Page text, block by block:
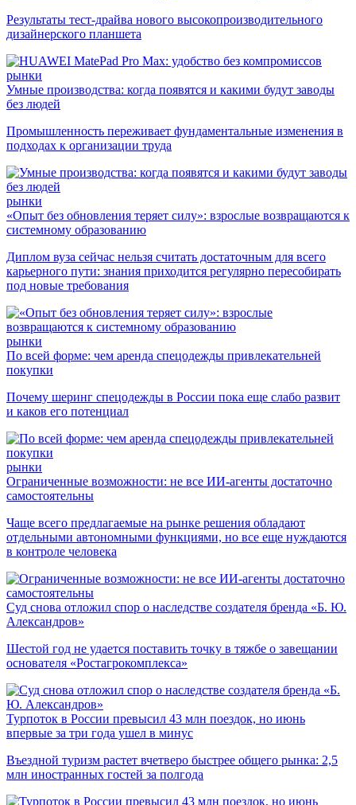
Результаты тест-драйва нового высокопроизводительного
дизайнерского планшета
рынки
Умные производства: когда появятся и какими будут заводы
без людей
Промышленность переживает фундаментальные изменения в
подходах к организации труда
рынки
«Опыт без обновления теряет силу»: взрослые возвращаются к
системному образованию
Диплом вуза сейчас нельзя считать достаточным для всего
карьерного пути: знания приходится регулярно пересобирать
под новые требования
рынки
По всей форме: чем аренда спецодежды привлекательней
покупки
Почему шеринг спецодежды в России пока еще слабо развит
и каков его потенциал
рынки
Ограниченные возможности: не все ИИ-агенты достаточно
самостоятельны
Чаще всего предлагаемые на рынке решения обладают
отдельными автономными функциями, но все еще нуждаются
в контроле человека
Суд снова отложил спор о наследстве создателя бренда «Б. Ю.
Александров»
Шестой год не удается поставить точку в тяжбе о завещании
основателя «Ростагрокомплекса»
Турпоток в России превысил 43 млн поездок, но июнь
впервые за три года ушел в минус
Въездной туризм растет вчетверо быстрее общего рынка: 2,5
млн иностранных гостей за полгода